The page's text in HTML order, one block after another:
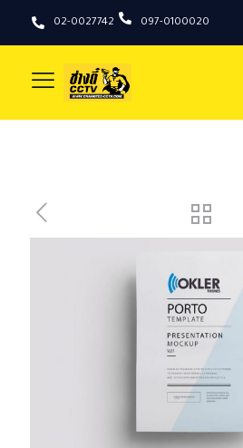
02-0027742 097-0100020